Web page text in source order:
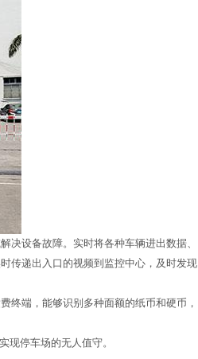
决设备故障。实时将各种车辆进出数据、
传递出入口的视频到监控中心，及时发现
端，能够识别多种面额的纸币和硬币，
停车场的无人值守。